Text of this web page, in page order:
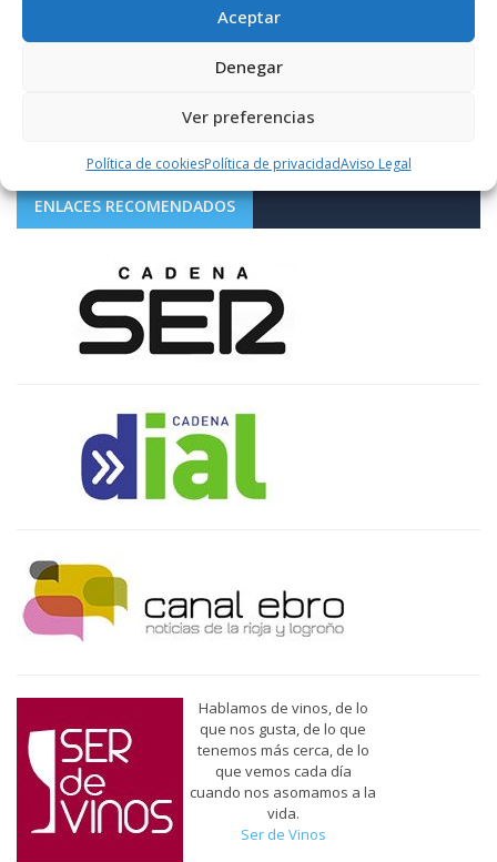
Aceptar
Denegar
Ver preferencias
Política de cookiesPolítica de privacidadAviso Legal
ENLACES RECOMENDADOS
Hablamos de vinos, de lo
que nos gusta, de lo que
tenemos más cerca, de lo
que vemos cada día
cuando nos asomamos a la
vida.
Ser de Vinos